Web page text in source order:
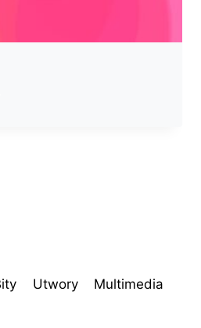
Utwory Multimedia